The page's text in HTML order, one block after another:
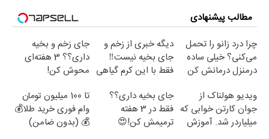
مطالب پیشنهادی
چرا درد زانو را تحمل
می‌کنی؟ خیلی ساده
درمنزل درمانش کن
دیگه خبری از زخم و
جای بخیه نیست‼️
فقط با این کرم گیاهی
جای زخم و بخیه
داری؟؟ 3 هفته‌ای
محوش کن!
ویدیو هولناک از
جوان کارتن خوابی که
میلیاردر شد. آموزش
جای بخیه داری؟؟
فقط در 3 هفته
ترمیمش کن!😍
تا 100 میلیون تومان
وام فوری خرید طلا💰
💰 (بدون ضامن)